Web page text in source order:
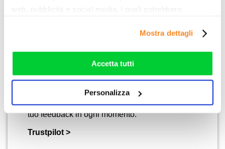
web, pubblicità e social media, i quali potrebbero
che hanno raccolto dal suo utilizzo dei loro servizi. Vedi
rifiutare o personalizzare il tuo consenso: cliccando sul
tasto "Accetta tutti”, selezionando le diverse categorie di
Mostra dettagli
Accetta tutti
Personalizza
La tua opinione è importante per
Leggi le nostre recensioni e aiuta gli altri utenti
tuo feedback in ogni momento.
Trustpilot >